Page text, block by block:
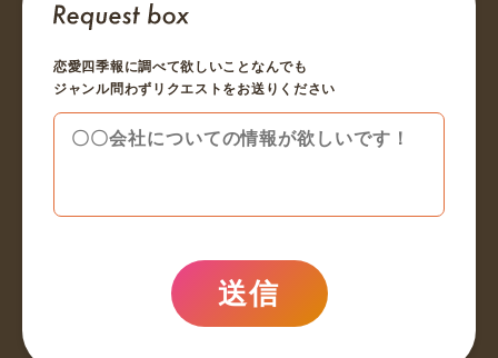
恋愛四季報に調べて欲しいことなんでも
ジャンル問わずリクエストをお送りください
送信